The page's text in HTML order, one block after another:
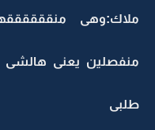
ملاك:وهى
منفصلين يعنى هالشى
طلبى